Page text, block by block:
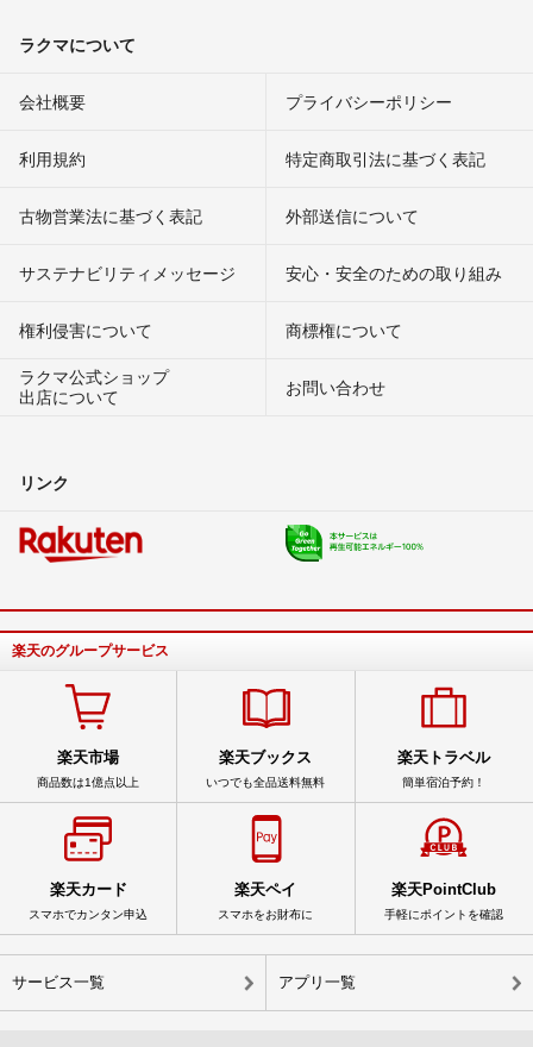
ラクマについて
会社概要 プライバシーポリシー
利用規約 特定商取引法に基づく表記
古物営業法に基づく表記 外部送信について
サステナビリティメッセージ 安心・安全のための取り組み
権利侵害について
商標権について
ラクマ公式ショップ
出店について
お問い合わせ
リンク
楽天のグループサービス
楽天市場
商品数は1億点以上
楽天ブックス
いつでも全品送料無料
楽天トラベル
簡単宿泊予約！
楽天カード
スマホでカンタン申込
楽天ペイ
スマホをお財布に
楽天PointClub
手軽にポイントを確認
サービス一覧 アプリ一覧